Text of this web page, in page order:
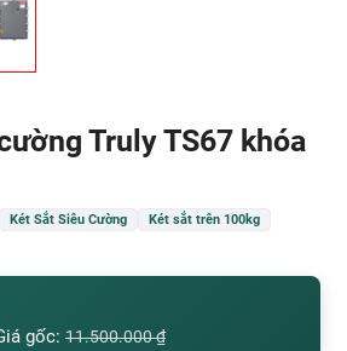
Truly TS67 khóa
Két Sắt Siêu Cường
Két sắt trên 100kg
gốc: 11.500.000₫